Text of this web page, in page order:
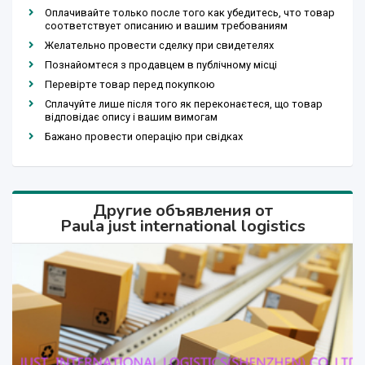
Оплачивайте только после того как убедитесь, что товар
соответствует описанию и вашим требованиям
Желательно провести сделку при свидетелях
Познайомтеся з продавцем в публічному місці
Перевірте товар перед покупкою
Сплачуйте лише після того як переконаєтеся, що товар
відповідає опису і вашим вимогам
Бажано провести операцію при свідках
Другие объявления от
Paula just international logistics